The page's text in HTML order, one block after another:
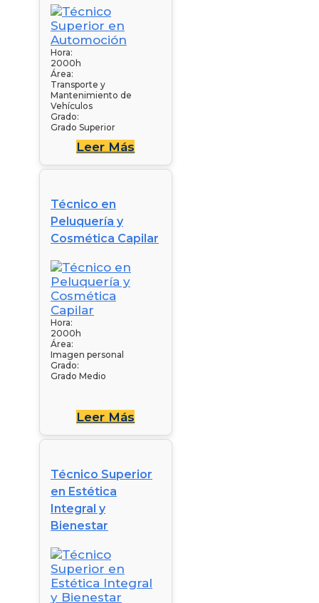
Hora:
2000h
Área:
Transporte y
Mantenimiento de
Vehículos
Grado:
Grado Superior
Leer Más
Técnico en
Peluquería y
Cosmética Capilar
Hora:
2000h
Área:
Imagen personal
Grado:
Grado Medio
Leer Más
Técnico Superior
en Estética
Integral y
Bienestar